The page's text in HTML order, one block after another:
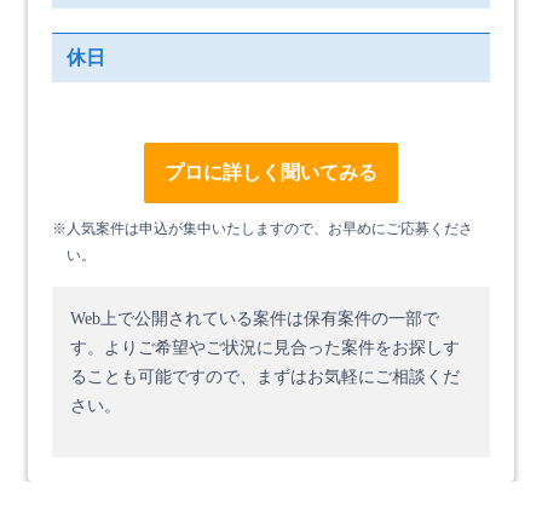
休日
プロに詳しく聞いてみる
※人気案件は申込が集中いたしますので、お早めにご応募くださ
い。
Web上で公開されている案件は保有案件の一部で
す。 よりご希望やご状況に見合った案件をお探しす
ることも可能ですので、まずはお気軽にご相談くだ
さい。